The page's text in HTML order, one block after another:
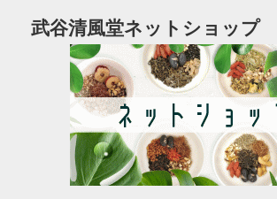
武谷清風堂ネットショップ